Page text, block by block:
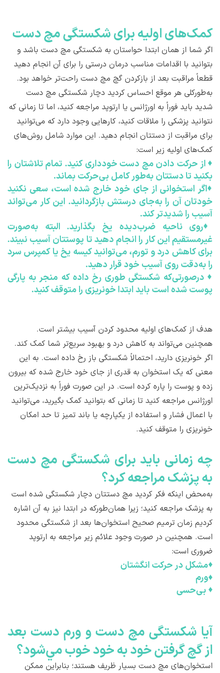
کمک‌های اوليه برای شکستگی مچ دست
اگر شما از همان ابتدا حواستان به شکستگی مچ دست باشد و
بتوانید با اقدامات مناسب درمان درستی را برای آن انجام دهید
قطعاً مراقبت بعد از بازکردن گچ مچ دست راحت‌تر خواهد بود.
به‌طورکلی هر موقع احساس کردید دچار شکستگی مچ دست
شدید باید فوراً به اورژانس یا ارتوپد مراجعه کنید، اما تا زمانی که
نتوانید پزشکی را ملاقات کنید، کارهایی وجود دارد که می‌توانید
برای مراقبت از دستتان انجام دهید. این موارد شامل روش‌های
کمک‌های اولیه زیر است:
♦از حرکت دادن مچ دست خودداری کنید. تمام تلاشتان را
بکنید تا دستتان به‌طور کامل بی‌حرکت بماند.
♦اگر استخوانی از جای خود خارج شده است، سعی نکنید
خودتان آن را به‌جای درستش بازگردانید. این کار می‌تواند
آسیب را شدیدتر کند.
♦روی ناحیه ضرب‌دیده یخ بگذارید. البته به‌صورت
غیرمستقیم این کار را انجام دهید تا پوستتان آسیب نبیند.
برای کاهش درد و تورم، می‌توانید کیسه یخ یا کمپرس سرد
را به‌دقت روی آسیب خود قرار دهید.
♦ درصورتی‌که شکستگی طوری رخ داده که منجر به پارگی
پوست شده است باید ابتدا خونریزی را متوقف کنید.
هدف از کمک‌های اولیه محدود کردن آسیب بیشتر است.
همچنین می‌تواند به کاهش درد و بهبود سریع‌تر شما کمک کند.
اگر خونریزی دارید، احتمالاً شکستگی باز رخ داده است. به این
معنی که یک استخوان به ‌قدری از جای خود خارج شده که بیرون
زده و پوست را پاره کرده است. در این صورت فوراً به نزدیک‌ترین
اورژانس مراجعه کنید تا زمانی که بتوانید کمک بگیرید، می‌توانید
با اعمال فشار و استفاده از یکپارچه یا باند تمیز تا حد امکان
خونریزی را متوقف کنید.
چه زمانی بايد برای شکستگی مچ دست
به پزشک مراجعه کرد؟
به‌محض اینکه فکر کردید مچ دستتان دچار شکستگی شده است
به پزشک مراجعه کنید؛ زیرا همان‌طورکه در ابتدا نیز به آن اشاره
کردیم زمان ترمیم صحیح استخوان‌ها بعد از شکستگی محدود
است. همچنین در صورت وجود علائم زیر مراجعه به ارتوپد
ضروری است:
♦مشکل در حرکت انگشتان
♦ورم
♦بی‌حسی
آيا شکستگی مچ دست و ورم دست بعد
از گچ گرفتن خود به‌ خود خوب مي‌شود؟
استخوان‌های مچ دست بسیار ظریف هستند؛ بنابراین ممکن